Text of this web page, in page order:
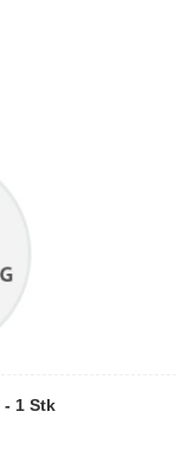
1 Stk